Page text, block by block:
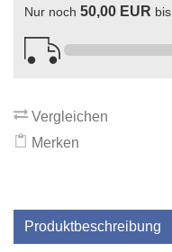
Nur noch 50,00 EUR bis
Vergleichen
Merken
Produktbeschreibung